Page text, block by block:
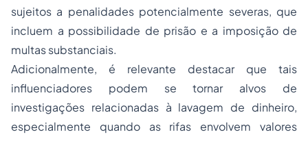
sujeitos a penalidades potencialmente severas, que
incluem a possibilidade de prisão e a imposição de
multas substanciais.
Adicionalmente, é relevante destacar que tais
influenciadores podem se tornar alvos de
investigações relacionadas à lavagem de dinheiro,
especialmente quando as rifas envolvem valores